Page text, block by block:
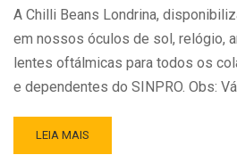
A Chilli Beans Londrina,
em nossos óculos de sol, relógio,
lentes oftálmicas para todos os
e dependentes do SINPRO. Obs:
LEIA MAIS